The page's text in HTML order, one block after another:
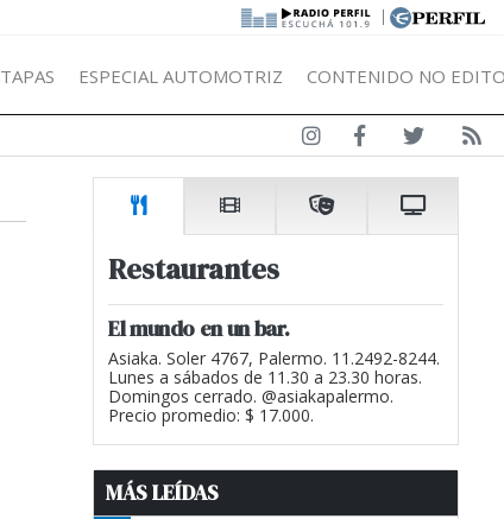
|
TAPAS ESPECIAL AUTOMOTRIZ CONTENIDO NO
Restaurantes
El mundo en un bar.
Asiaka. Soler 4767, Palermo. 11.2492-8244.
Lunes a sábados de 11.30 a 23.30 horas.
Domingos cerrado. @asiakapalermo.
Precio promedio: $ 17.000.
MÁS LEÍDAS